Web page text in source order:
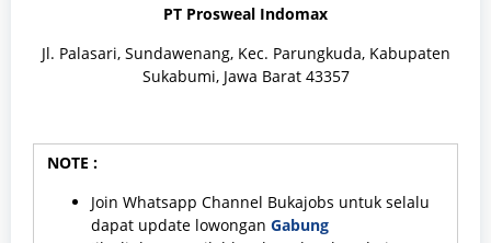
PT Prosweal Indomax
Jl. Palasari, Sundawenang, Kec. Parungkuda, Kabupaten
Sukabumi, Jawa Barat 43357
NOTE :
Join Whatsapp Channel Bukajobs untuk selalu
dapat update lowongan Gabung